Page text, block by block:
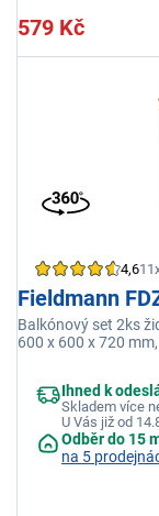
579 Kč
4,6
Fieldmann
Balkónový set 2ks
600 x 600 x 720
Ihned k
Skladem více
U Vás již od
Odběr do 15
na 5